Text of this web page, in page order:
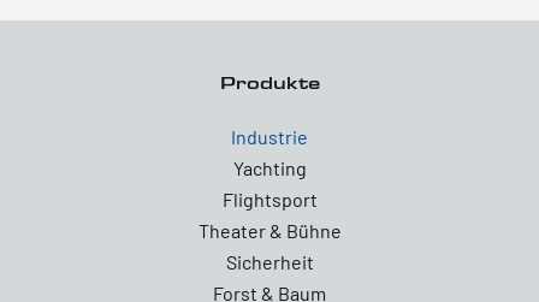
Produkte
Industrie
Yachting
Flightsport
Theater & Bühne
Sicherheit
Forst & Baum